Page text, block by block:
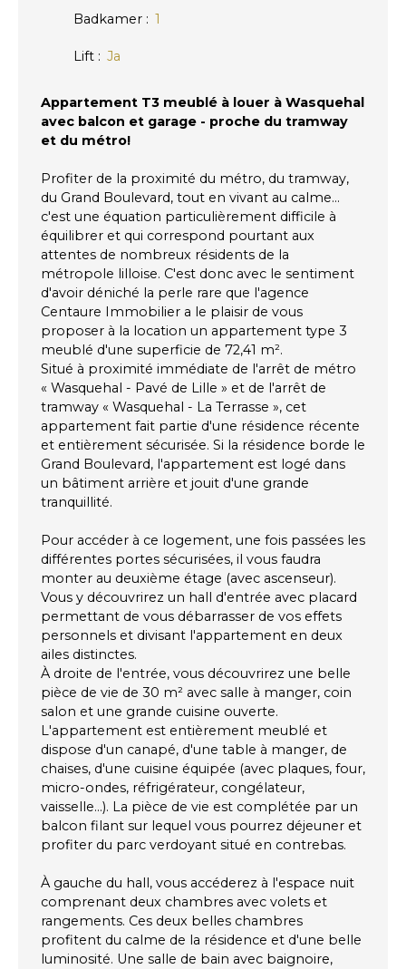
Badkamer : 1
Lift : Ja
Appartement T3 meublé à louer à Wasquehal
avec balcon et garage - proche du tramway
et du métro!
Profiter de la proximité du métro, du tramway,
du Grand Boulevard, tout en vivant au calme...
c'est une équation particulièrement difficile à
équilibrer et qui correspond pourtant aux
attentes de nombreux résidents de la
métropole lilloise. C'est donc avec le sentiment
d'avoir déniché la perle rare que l'agence
Centaure Immobilier a le plaisir de vous
proposer à la location un appartement type 3
meublé d'une superficie de 72,41 m².
Situé à proximité immédiate de l'arrêt de métro
« Wasquehal - Pavé de Lille » et de l'arrêt de
tramway « Wasquehal - La Terrasse », cet
appartement fait partie d'une résidence récente
et entièrement sécurisée. Si la résidence borde le
Grand Boulevard, l'appartement est logé dans
un bâtiment arrière et jouit d'une grande
tranquillité.
Pour accéder à ce logement, une fois passées les
différentes portes sécurisées, il vous faudra
monter au deuxième étage (avec ascenseur).
Vous y découvrirez un hall d'entrée avec placard
permettant de vous débarrasser de vos effets
personnels et divisant l'appartement en deux
ailes distinctes.
À droite de l'entrée, vous découvrirez une belle
pièce de vie de 30 m² avec salle à manger, coin
salon et une grande cuisine ouverte.
L'appartement est entièrement meublé et
dispose d'un canapé, d'une table à manger, de
chaises, d'une cuisine équipée (avec plaques, four,
micro-ondes, réfrigérateur, congélateur,
vaisselle...). La pièce de vie est complétée par un
balcon filant sur lequel vous pourrez déjeuner et
profiter du parc verdoyant situé en contrebas.
À gauche du hall, vous accéderez à l'espace nuit
comprenant deux chambres avec volets et
rangements. Ces deux belles chambres
profitent du calme de la résidence et d'une belle
luminosité. Une salle de bain avec baignoire,